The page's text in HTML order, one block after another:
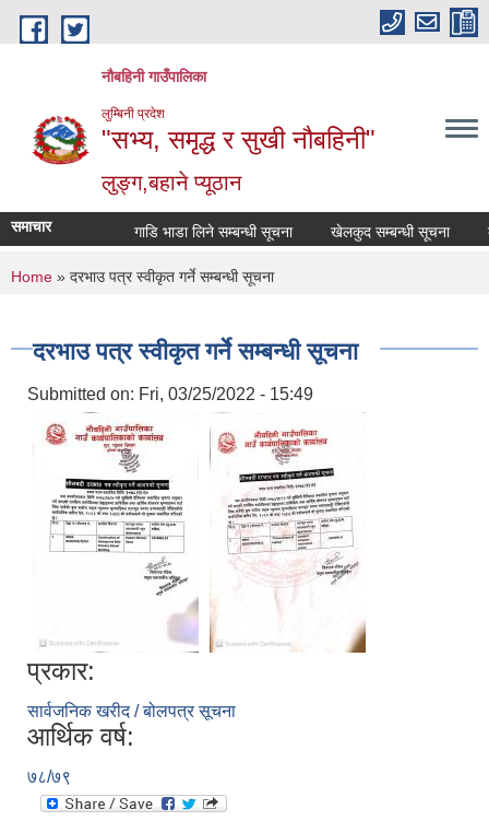
Skip to main content
नौबहिनी गाउँपालिका
लुम्बिनी प्रदेश
"सभ्य, समृद्ध र सुखी नौबहिनी"
लुङ्ग,बहाने प्यूठान
समाचार गाडि भाडा लिने सम्बन्धी सूचना खेलकुद सम्बन्धी सूचना
You are here
Home » दरभाउ पत्र स्वीकृत गर्ने सम्बन्धी सूचना
दरभाउ पत्र स्वीकृत गर्ने सम्बन्धी सूचना
Submitted on: Fri, 03/25/2022 - 15:49
प्रकार:
सार्वजनिक खरीद / बोलपत्र सूचना
आर्थिक वर्ष:
७८/७९